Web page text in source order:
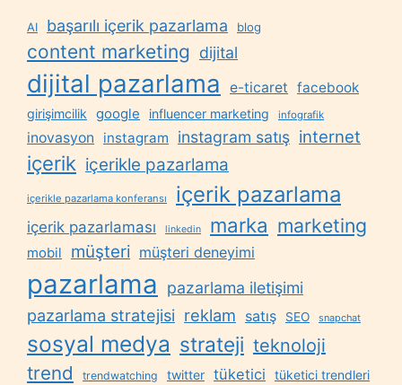
AI başarılı içerik pazarlama blog
content marketing dijital
dijital pazarlama e-ticaret facebook
girişimcilik google influencer marketing infografik
inovasyon instagram instagram satış internet
içerik içerikle pazarlama
içerikle pazarlama konferansı içerik pazarlama
içerik pazarlaması linkedin marka marketing
mobil müşteri müşteri deneyimi
pazarlama
pazarlama iletişimi
pazarlama stratejisi reklam satış SEO snapchat
sosyal medya strateji teknoloji
trend trendwatching twitter tüketici tüketici trendleri